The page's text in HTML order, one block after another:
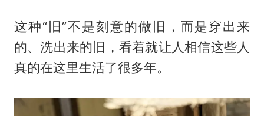
这种“旧”不是刻意的做旧，而是穿出来
的、洗出来的旧，看着就让人相信这些人
真的在这里生活了很多年。